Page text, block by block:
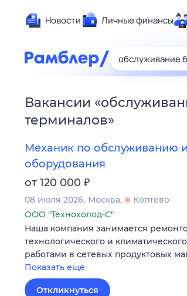
Новости Личные финансы
Вакансии «
терминалов»
Механик по обслуживанию
оборудования
от 120 000 ₽
08 июля 2026 Москва
Коптево
ООО "Технохолод-С"
Наша компания занимается
технологического и
работами в сетевых продуктовых
Показать ещё
Откликнуться